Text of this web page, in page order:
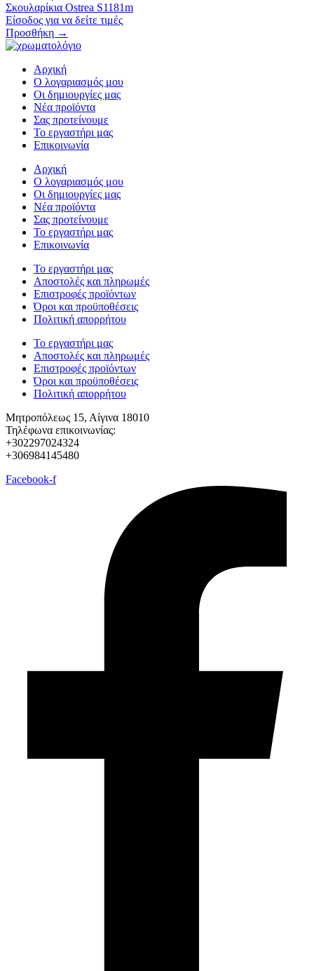
Σκουλαρίκια Ostrea S1181m
Είσοδος για να δείτε τιμές
Προσθήκη →
Αρχική
Ο λογαριασμός μου
Οι δημιουργίες μας
Νέα προϊόντα
Σας προτείνουμε
Το εργαστήρι μας
Επικοινωνία
Αρχική
Ο λογαριασμός μου
Οι δημιουργίες μας
Νέα προϊόντα
Σας προτείνουμε
Το εργαστήρι μας
Επικοινωνία
Το εργαστήρι μας
Αποστολές και πληρωμές
Επιστροφές προϊόντων
Όροι και προϋποθέσεις
Πολιτική απορρήτου
Το εργαστήρι μας
Αποστολές και πληρωμές
Επιστροφές προϊόντων
Όροι και προϋποθέσεις
Πολιτική απορρήτου
Μητροπόλεως 15, Αίγινα 18010
Τηλέφωνα επικοινωνίας:
+302297024324
+306984145480
Facebook-f